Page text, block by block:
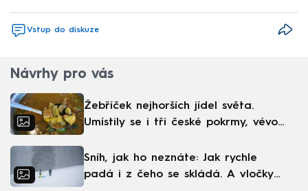
Vstup do diskuze
Návrhy pro vás
Žebříček nejhorších jídel světa.
Umístily se i tři české pokrmy, vévodí
Sníh, jak ho neznáte: Jak rychle
padá i z čeho se skládá. A vločky